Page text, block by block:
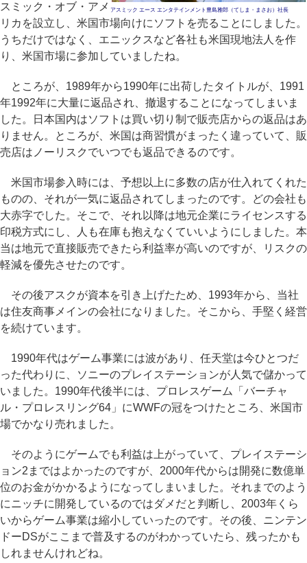
アスミック エース エンタテインメント豊島雅郎（てしま・まさお）社長
スミック・オブ・アメ
リカを設立し、米国市場向けにソフトを売ることにしました。
うちだけではなく、エニックスなど各社も米国現地法人を作
り、米国市場に参加していましたね。
ところが、1989年から1990年に出荷したタイトルが、1991
年1992年に大量に返品され、撤退することになってしまいま
した。日本国内はソフトは買い切り制で販売店からの返品はあ
りません。ところが、米国は商習慣がまったく違っていて、販
売店はノーリスクでいつでも返品できるのです。
米国市場参入時には、予想以上に多数の店が仕入れてくれた
ものの、それが一気に返品されてしまったのです。どの会社も
大赤字でした。そこで、それ以降は地元企業にライセンスする
印税方式にし、人も在庫も抱えなくていいようにしました。本
当は地元で直接販売できたら利益率が高いのですが、リスクの
軽減を優先させたのです。
その後アスクが資本を引き上げたため、1993年から、当社
は住友商事メインの会社になりました。そこから、手堅く経営
を続けています。
1990年代はゲーム事業には波があり、任天堂は今ひとつだ
った代わりに、ソニーのプレイステーションが人気で儲かって
いました。1990年代後半には、プロレスゲーム「バーチャ
ル・プロレスリング64」にWWFの冠をつけたところ、米国市
場でかなり売れました。
そのようにゲームでも利益は上がっていて、プレイステーシ
ョン2まではよかったのですが、2000年代からは開発に数億単
位のお金がかかるようになってしまいました。それまでのよう
にニッチに開発しているのではダメだと判断し、2003年くら
いからゲーム事業は縮小していったのです。その後、ニンテン
ドーDSがここまで普及するのがわかっていたら、残ったかも
しれませんけれどね。